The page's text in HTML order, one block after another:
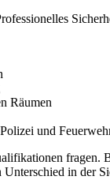
Räumen
und
in der